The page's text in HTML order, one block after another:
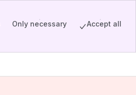
Only necessary Accept all